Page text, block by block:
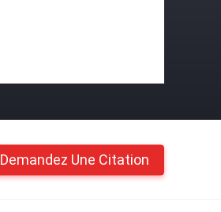
Demandez Une Citation